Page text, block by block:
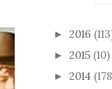
► 2016
► 2015 (10)
► 2014